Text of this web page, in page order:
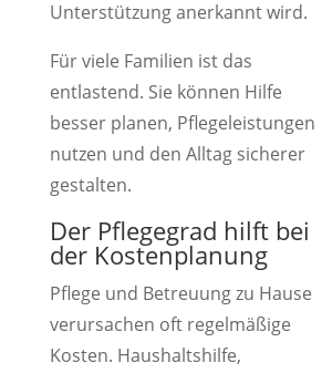
Unterstützung anerkannt wird.
Für viele Familien ist das
entlastend. Sie können Hilfe
besser planen, Pflegeleistungen
nutzen und den Alltag sicherer
gestalten.
Der Pflegegrad hilft bei
der Kostenplanung
Pflege und Betreuung zu Hause
verursachen oft regelmäßige
Kosten. Haushaltshilfe,